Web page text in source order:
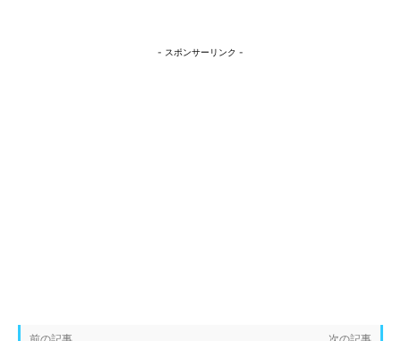
- スポンサーリンク -